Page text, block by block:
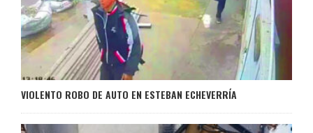
VIOLENTO ROBO DE AUTO EN ESTEBAN ECHEVERRÍA